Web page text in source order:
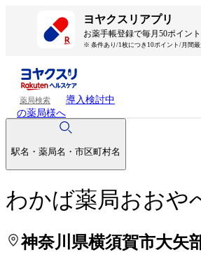
ヨヤクスリアプリ
お薬手帳登録で毎月50ポイント
※ 条件あり/1枚につき10ポイント/月間最
薬局検索
導入検討中
の薬局様へ
駅名・薬局名・市区町村名
わかば薬局おおや
神奈川県横須賀市大矢
処方せんを送って待ち時間を短く！
処方せんを送って待ち時間を短く！